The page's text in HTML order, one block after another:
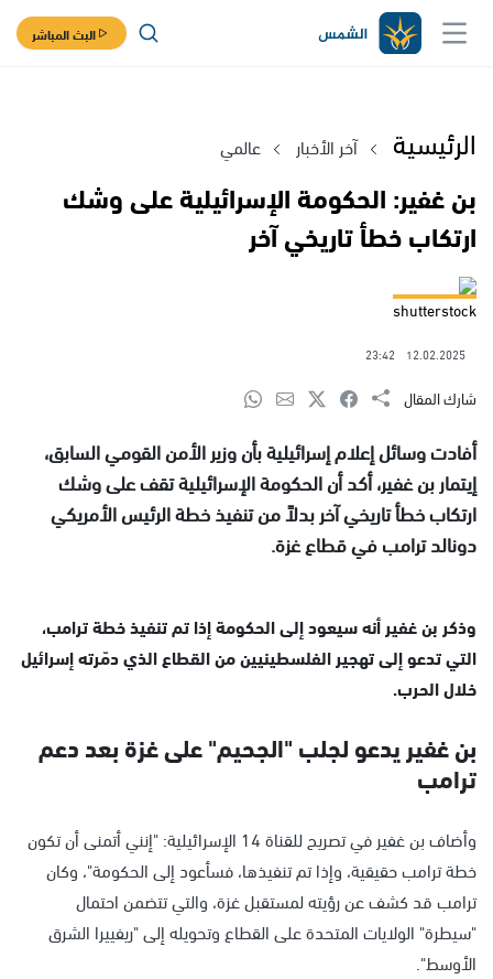
البث المباشر
الرئيسية آخر الأخبار عالمي
بن غفير: الحكومة الإسرائيلية على وشك
ارتكاب خطأ تاريخي آخر
shutterstock
12.02.2025
23:42
شارك المقال
أفادت وسائل إعلام إسرائيلية بأن وزير الأمن القومي السابق،
إيتمار بن غفير، أكد أن الحكومة الإسرائيلية تقف على وشك
ارتكاب خطأ تاريخي آخر بدلاً من تنفيذ خطة الرئيس الأمريكي
دونالد ترامب في قطاع غزة.
وذكر بن غفير أنه سيعود إلى الحكومة إذا تم تنفيذ خطة ترامب،
التي تدعو إلى تهجير الفلسطينيين من القطاع الذي دمّرته إسرائيل
خلال الحرب.
بن غفير يدعو لجلب "الجحيم" على غزة بعد دعم
ترامب
وأضاف بن غفير في تصريح للقناة 14 الإسرائيلية: "إنني أتمنى أن تكون
خطة ترامب حقيقية، وإذا تم تنفيذها، فسأعود إلى الحكومة"، وكان
ترامب قد كشف عن رؤيته لمستقبل غزة، والتي تتضمن احتمال
"سيطرة" الولايات المتحدة على القطاع وتحويله إلى "ريفييرا الشرق
الأوسط".